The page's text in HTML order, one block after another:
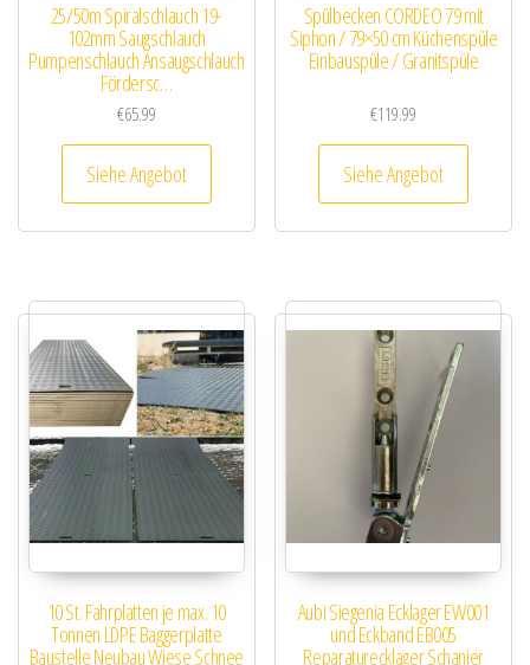
25/50m Spiralschlauch 19-
102mm Saugschlauch
Pumpenschlauch Ansaugschlauch
Fördersc…
€65.99
Siehe Angebot
Spülbecken CORDEO 79 mit
Siphon / 79×50 cm Küchenspüle
Einbauspüle / Granitspüle
€119.99
Siehe Angebot
10 St. Fahrplatten je max. 10
Tonnen LDPE Baggerplatte
Baustelle Neubau Wiese Schnee
Aubi Siegenia Ecklager EW001
und Eckband EB005
Reparaturecklager Schanier